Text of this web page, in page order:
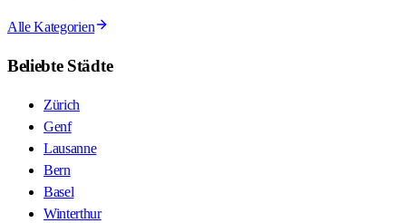
Alle Kategorien
Beliebte Städte
Zürich
Genf
Lausanne
Bern
Basel
Winterthur